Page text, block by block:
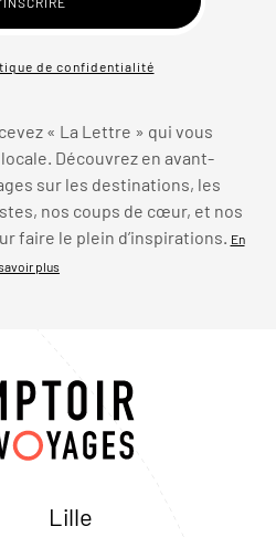
de confidentialité
« La Lettre » qui vous
Découvrez en avant-
sur les destinations, les
nos coups de cœur, et nos
faire le plein d’inspirations. En
plus
Lille